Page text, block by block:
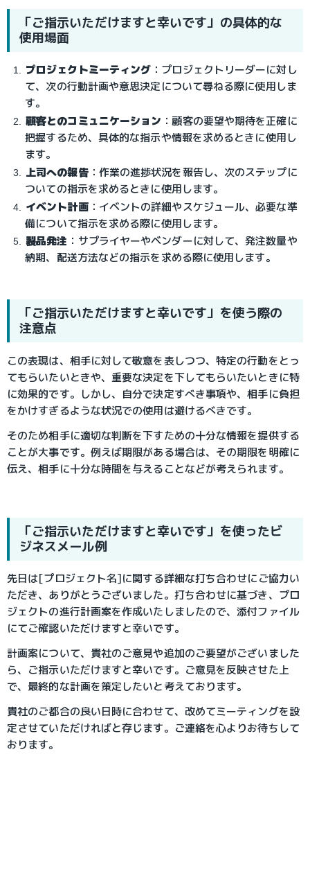
「ご指示いただけますと幸いです」の具体的な
使用場面
プロジェクトミーティング ：プロジェクトリーダーに対し
て、次の行動計画や意思決定について尋ねる際に使用しま
す。
顧客とのコミュニケーション ：顧客の要望や期待を正確に
把握するため、具体的な指示や情報を求めるときに使用し
ます。
上司への報告：作業の進捗状況を報告し、次のステップに
ついての指示を求めるときに使用します。
イベント計画：イベントの詳細やスケジュール、必要な準
備について指示を求める際に使用します。
製品発注 ：サプライヤーやベンダーに対して、発注数量や
納期、配送方法などの指示を求める際に使用します。
「ご指示いただけますと幸いです」を使う際の
注意点
この表現は、相手に対して敬意を表しつつ、特定の行動をとっ
てもらいたいときや、重要な決定を下してもらいたいときに特
に効果的です。しかし、自分で決定すべき事項や、相手に負担
をかけすぎるような状況での使用は避けるべきです。
そのため相手に適切な判断を下すための十分な情報を提供する
ことが大事です。例えば期限がある場合は、その期限を明確に
伝え、相手に十分な時間を与えることなどが考えられます。
「ご指示いただけますと幸いです」を使ったビ
ジネスメール例
先日は[プロジェクト名]に関する詳細な打ち合わせにご協力い
ただき、ありがとうございました。打ち合わせに基づき、プロ
ジェクトの進行計画案を作成いたしましたので、添付ファイル
にてご確認いただけますと幸いです。
計画案について、貴社のご意見や追加のご要望がございました
ら、ご指示いただけますと幸いです。ご意見を反映させた上
で、最終的な計画を策定したいと考えております。
貴社のご都合の良い日時に合わせて、改めてミーティングを設
定させていただければと存じます。ご連絡を心よりお待ちして
おります。